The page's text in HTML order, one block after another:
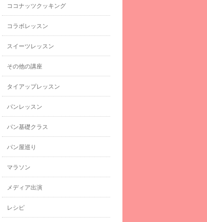
ココナッツクッキング
コラボレッスン
スイーツレッスン
その他の講座
タイアップレッスン
パンレッスン
パン基礎クラス
パン屋巡り
マラソン
メディア出演
レシピ